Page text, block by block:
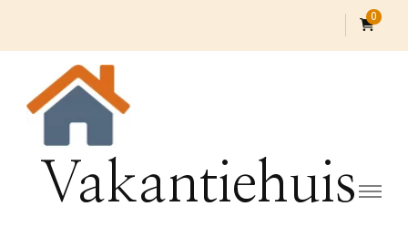
0
Vakantiehuis